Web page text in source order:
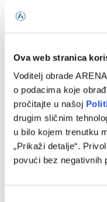
Ova web stranica
Voditelj obrade
o podacima koje
pročitajte u našoj
drugim sličnim
u bilo kojem trenutku
„Prikaži detalje“.
povući bez negativnih
Zekić o odluci da
besmisleno
09/08/2026